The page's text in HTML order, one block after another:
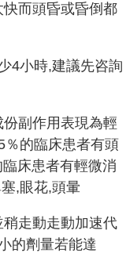
而頭昏或昏倒都
4小時,建議先咨詢
副作用表現為輕
％的臨床患者有頭
床患者有輕微消
,眼花,頭暈
走動走動加速代
的劑量若能達